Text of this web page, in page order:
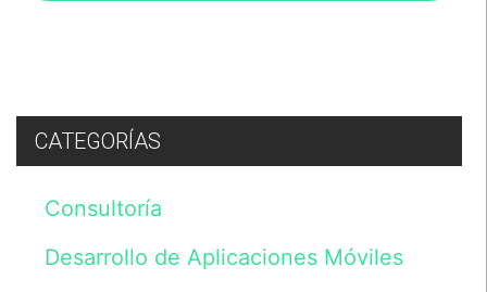
atender
preguntas,
consultas
CATEGORÍAS
Consultoría
Desarrollo de Aplicaciones Móviles